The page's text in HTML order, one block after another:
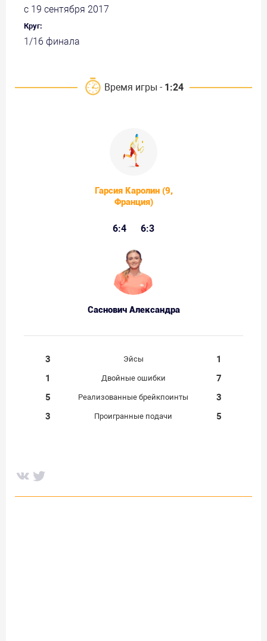
с 19 сентября 2017
Круг:
1/16 финала
Время игры - 1:24
Гарсия Каролин (9,
Франция)
6:4 6:3
Саснович Александра
3 Эйсы
1
1
Двойные ошибки
7
5
Реализованные брейкпоинты
3
3
Проигранные подачи 5